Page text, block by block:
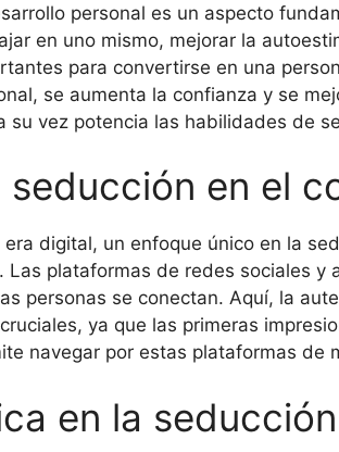
personal es un aspecto
en uno mismo, mejorar la
para convertirse en una
se aumenta la confianza y se
su vez potencia las habilidades de
seducción en el
era digital, un enfoque único en la
Las plataformas de redes sociales y
personas se conectan. Aquí, la
ya que las primeras
navegar por estas plataformas
en la seducción